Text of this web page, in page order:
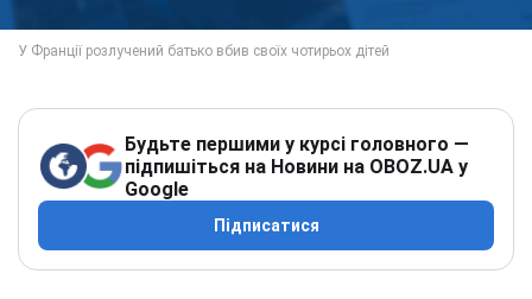
Будьте першими у курсі головного —
підпишіться на Новини на OBOZ.UA у
Google
Підписатися